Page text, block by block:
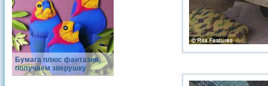
Бумага плюс фантазия,
получаем зверушку